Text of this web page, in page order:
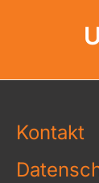
Kontakt